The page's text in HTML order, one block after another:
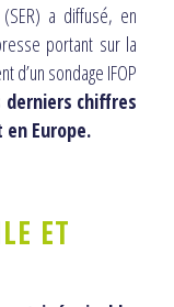
a diffusé, en
portant sur la
d’un sondage IFOP
derniers chiffres
Europe.
ET